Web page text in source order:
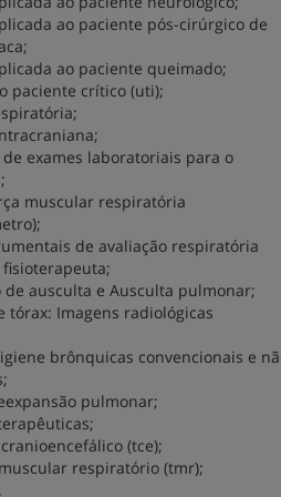
ao paciente pós-cirúrgico de
ao paciente queimado;
paciente crítico (uti);
exames laboratoriais para o
muscular respiratória
de avaliação respiratória
de ausculta e Ausculta pulmonar;
tórax: Imagens radiológicas
brônquicas convencionais e
pulmonar;
(tce);
respiratório (tmr);